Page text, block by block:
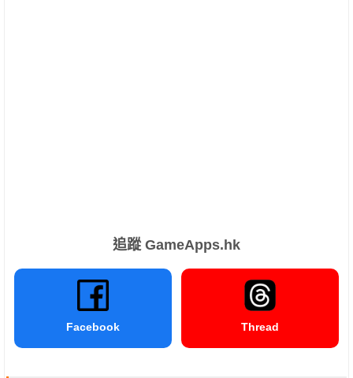
追蹤 GameApps.hk
Facebook Thread